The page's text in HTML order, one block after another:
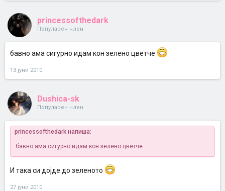
princessofthedark
Популарен член
бавно ама сигурно идам кон зелено цветче
13 јуни 2010
Dushica-sk
Популарен член
princessofthedark напиша:
бавно ама сигурно идам кон зелено цветче
И така си дојде до зеленото
27 јуни 2010